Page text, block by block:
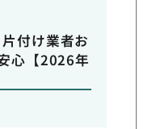
付け業者お
心【2026年